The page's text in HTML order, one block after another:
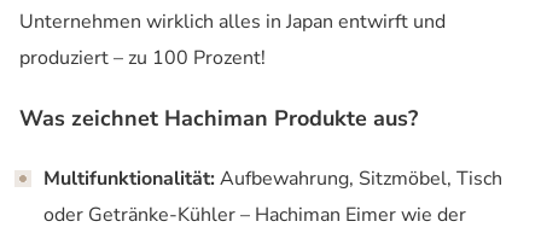
Unternehmen wirklich alles in Japan entwirft und
produziert – zu 100 Prozent!
Was zeichnet Hachiman Produkte aus?
Multifunktionalität: Aufbewahrung, Sitzmöbel, Tisch
oder Getränke-Kühler – Hachiman Eimer wie der